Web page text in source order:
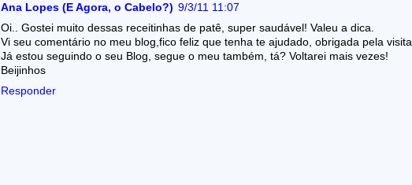
Ana Lopes (E Agora, o Cabelo?) 9/3/11 11:07
Oi.. Gostei muito dessas receitinhas de patê, super saudável! Valeu a dica.
Vi seu comentário no meu blog,fico feliz que tenha te ajudado, obrigada pela visita.
Já estou seguindo o seu Blog, segue o meu também, tá? Voltarei mais vezes!
Beijinhos
Responder